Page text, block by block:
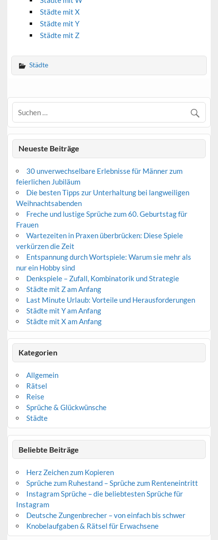
Städte mit X
Städte mit Y
Städte mit Z
Städte
Neueste Beiträge
30 unverwechselbare Erlebnisse für Männer zum
feierlichen Jubiläum
Die besten Tipps zur Unterhaltung bei langweiligen
Weihnachtsabenden
Freche und lustige Sprüche zum 60. Geburtstag für
Frauen
Wartezeiten in Praxen überbrücken: Diese Spiele
verkürzen die Zeit
Entspannung durch Wortspiele: Warum sie mehr als
nur ein Hobby sind
Denkspiele – Zufall, Kombinatorik und Strategie
Städte mit Z am Anfang
Last Minute Urlaub: Vorteile und Herausforderungen
Städte mit Y am Anfang
Städte mit X am Anfang
Kategorien
Allgemein
Rätsel
Reise
Sprüche & Glückwünsche
Städte
Beliebte Beiträge
Herz Zeichen zum Kopieren
Sprüche zum Ruhestand – Sprüche zum Renteneintritt
Instagram Sprüche – die beliebtesten Sprüche für
Instagram
Deutsche Zungenbrecher – von einfach bis schwer
Knobelaufgaben & Rätsel für Erwachsene